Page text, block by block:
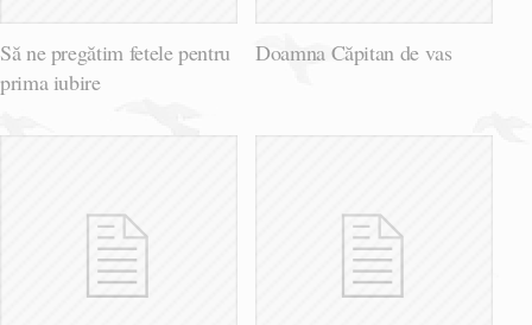
Să ne pregătim fetele pentru
prima iubire
Doamna Căpitan de vas